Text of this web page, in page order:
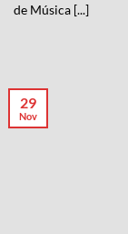
de Música [...]
29
Nov